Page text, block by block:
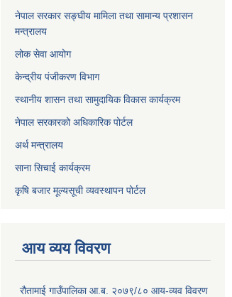
नेपाल सरकार सङ्घीय मामिला तथा सामान्य प्रशासन
मन्त्रालय
लोक सेवा आयोग
केन्द्रीय पंजीकरण विभाग
स्थानीय शासन तथा सामुदायिक विकास कार्यक्रम
नेपाल सरकारको अधिकारिक पोर्टल
अर्थ मन्त्रालय
साना सिचाई कार्यक्रम
कृषि बजार मूल्यसूची व्यवस्थापन पोर्टल
आय व्यय विवरण
रौतामाई गाउँपालिका आ.ब. २०७९/८० आय-व्यव विवरण